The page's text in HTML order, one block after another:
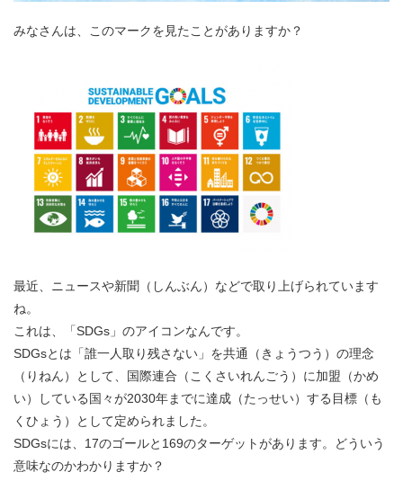
みなさんは、このマークを見たことがありますか？
最近、ニュースや新聞（しんぶん）などで取り上げられています
ね。
これは、「SDGs」のアイコンなんです。
SDGsとは「誰一人取り残さない」を共通（きょうつう）の理念
（りねん）として、国際連合（こくさいれんごう）に加盟（かめ
い）している国々が2030年までに達成（たっせい）する目標（も
くひょう）として定められました。
SDGsには、17のゴールと169のターゲットがあります。どういう
意味なのかわかりますか？